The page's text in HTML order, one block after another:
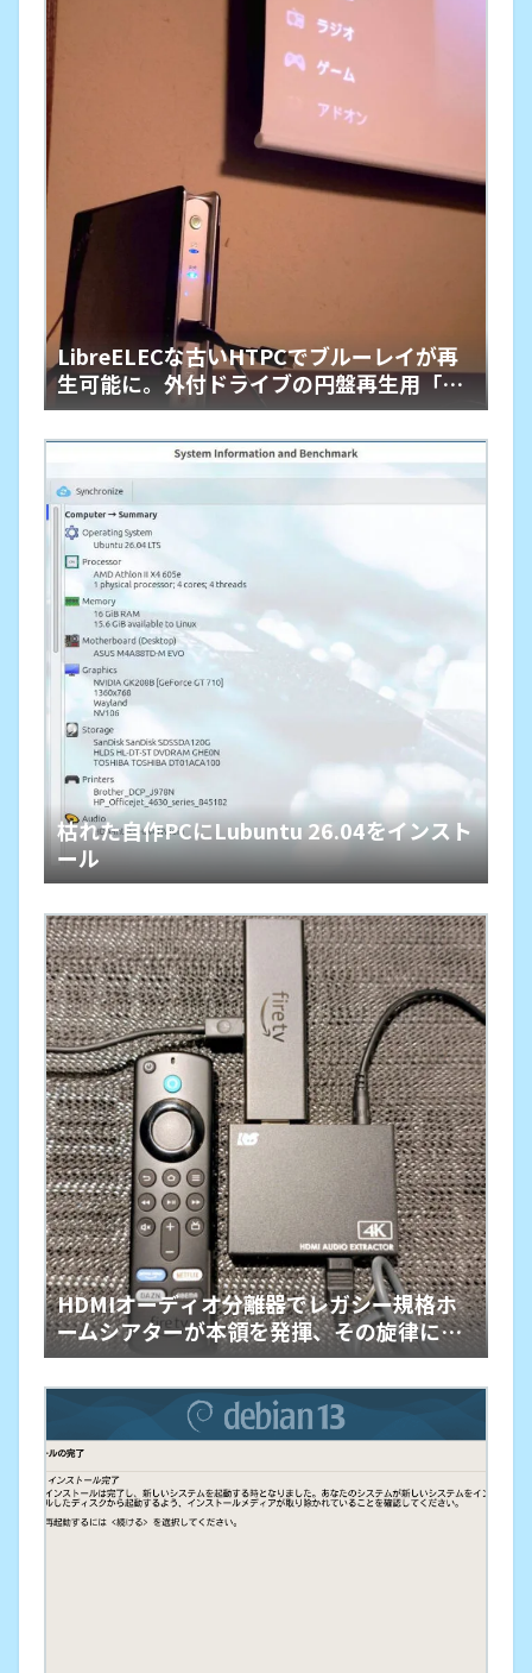
LibreELECな古いHTPCでブルーレイが再
生可能に。外付ドライブの円盤再生用「艦
橋」という余生
枯れた自作PCにLubuntu 26.04をインスト
ール
HDMIオーディオ分離器でレガシー規格ホ
ームシアターが本領を発揮、その旋律に戦
慄